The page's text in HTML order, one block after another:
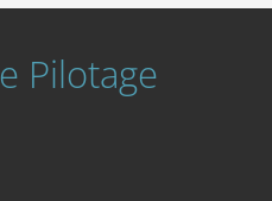
Pilotage